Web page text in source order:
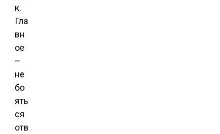
к.
Гла
вн
ое
–
не
бо
ять
ся
отв